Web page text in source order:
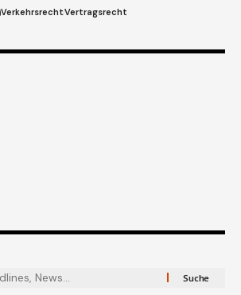
VerkehrsrechtVertragsrecht